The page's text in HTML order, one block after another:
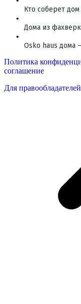
Кто соберет
Дома из
Osko haus дома
Политика
соглашение
Для правообладателей